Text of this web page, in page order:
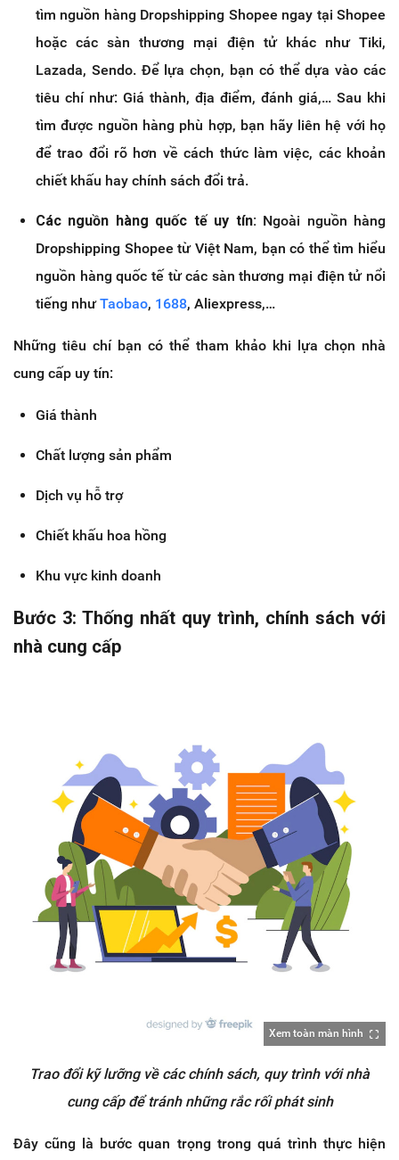
tìm nguồn hàng Dropshipping Shopee ngay tại Shopee
hoặc các sàn thương mại điện tử khác như Tiki,
Lazada, Sendo. Để lựa chọn, bạn có thể dựa vào các
tiêu chí như: Giá thành, địa điểm, đánh giá,… Sau khi
tìm được nguồn hàng phù hợp, bạn hãy liên hệ với họ
để trao đổi rõ hơn về cách thức làm việc, các khoản
chiết khấu hay chính sách đổi trả.
Các nguồn hàng quốc tế uy tín:Ngoài nguồn hàng
Dropshipping Shopee từ Việt Nam, bạn có thể tìm hiểu
nguồn hàng quốc tế từ các sàn thương mại điện tử nổi
tiếng nhưTaobao, 1688, Aliexpress,…
Những tiêu chí bạn có thể tham khảo khi lựa chọn nhà
cung cấp uy tín:
Giá thành
Chất lượng sản phẩm
Dịch vụ hỗ trợ
Chiết khấu hoa hồng
Khu vực kinh doanh
Bước 3: Thống nhất quy trình, chính sách với
nhà cung cấp
Xem toàn màn hình
Trao đổi kỹ lưỡng về các chính sách, quy trình với nhà
cung cấp để tránh những rắc rối phát sinh
Đây cũng là bước quan trọng trong quá trình thực hiện